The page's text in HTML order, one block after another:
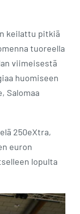
keilattu pitkiä
tuoreella
viimeisestä
huomiseen
Salomaa
250eXtra,
euron
lopulta